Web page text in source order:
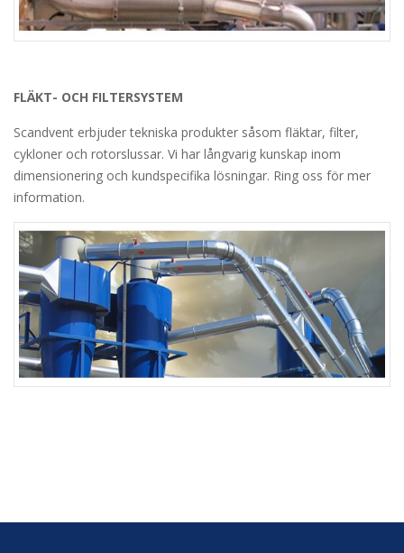
FLÄKT- OCH FILTERSYSTEM
Scandvent erbjuder tekniska produkter såsom fläktar, filter,
cykloner och rotorslussar. Vi har långvarig kunskap inom
dimensionering och kundspecifika lösningar. Ring oss för mer
information.